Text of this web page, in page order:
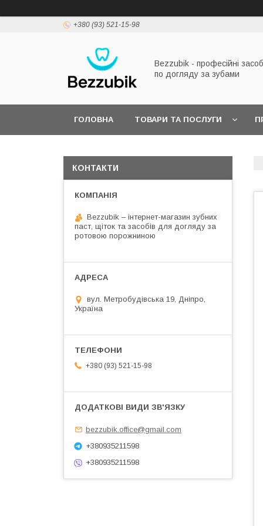
+380 (93) 521-15-98
Bezzubik - професійні
по догляду за зубами
ГОЛОВНА ТОВАРИ ТА ПОСЛУГИ
КОНТАКТИ
Bezzubik – інтернет-магазин зубних
паст, щіток та засобів для догляду за
ротовою порожниною
вул. Метробудівська 19, Дніпро,
Україна
+380 (93) 521-15-98
bezzubik.office@gmail.com
+380935211598
+380935211598